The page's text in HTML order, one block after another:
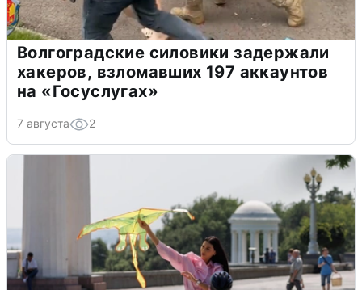
Волгоградские силовики задержали
хакеров, взломавших 197 аккаунтов
на «Госуслугах»
7 августа 2